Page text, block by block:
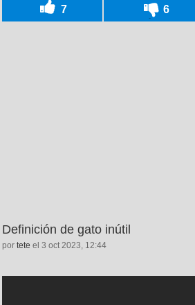
7 6
Definición de gato inútil
por tete el 3 oct 2023, 12:44